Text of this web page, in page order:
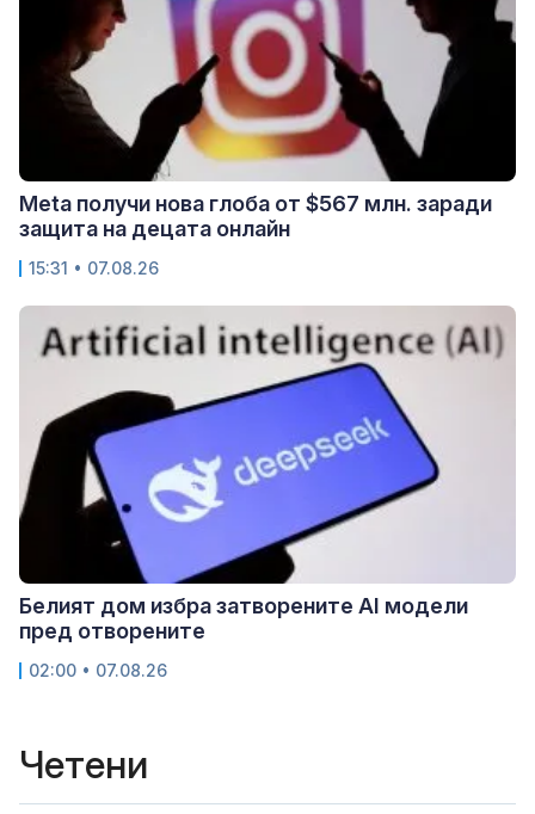
Meta получи нова глоба от $567 млн. заради
защита на децата онлайн
15:31 • 07.08.26
Белият дом избра затворените AI модели
пред отворените
02:00 • 07.08.26
Четени